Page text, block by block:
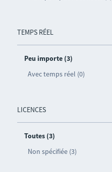
TEMPS RÉEL
Peu importe (3)
Avec temps réel (0)
LICENCES
Toutes (3)
Non spécifiée (3)